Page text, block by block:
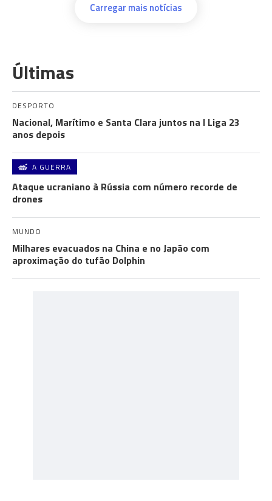
Carregar mais notícias
Últimas
DESPORTO
Nacional, Marítimo e Santa Clara juntos na I Liga 23
anos depois
A GUERRA
Ataque ucraniano à Rússia com número recorde de
drones
MUNDO
Milhares evacuados na China e no Japão com
aproximação do tufão Dolphin